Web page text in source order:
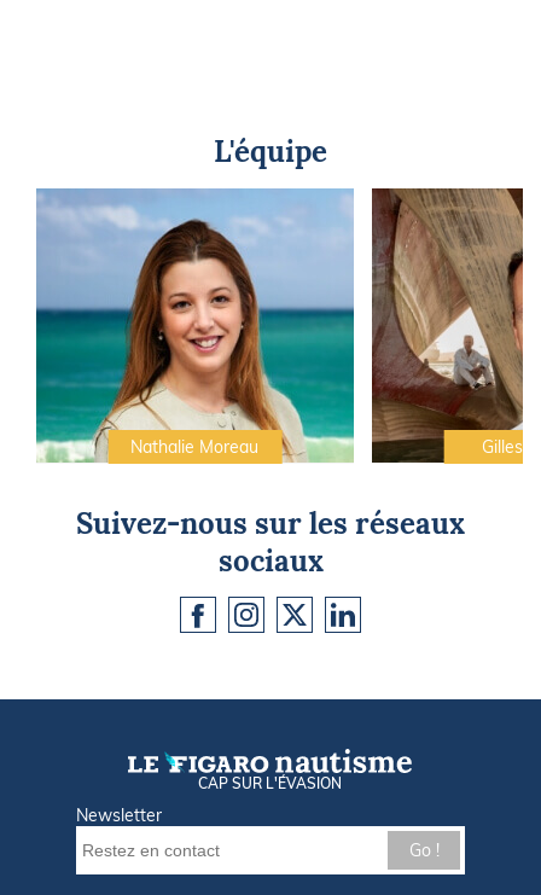
L'équipe
Nathalie Moreau Gilles
Suivez-nous sur les réseaux
sociaux
CAP SUR L'ÉVASION
Newsletter
Go !